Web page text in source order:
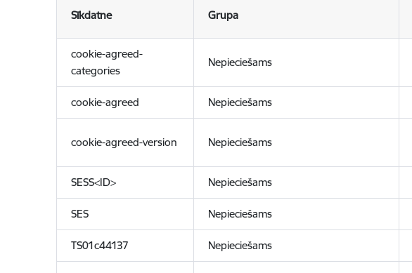
Sīkdatne Grupa
cookie-agreed-
categories
Nepieciešams
cookie-agreed Nepieciešams
cookie-agreed-version Nepieciešams
SESS<ID> Nepieciešams
SES Nepieciešams
TS01c44137 Nepieciešams